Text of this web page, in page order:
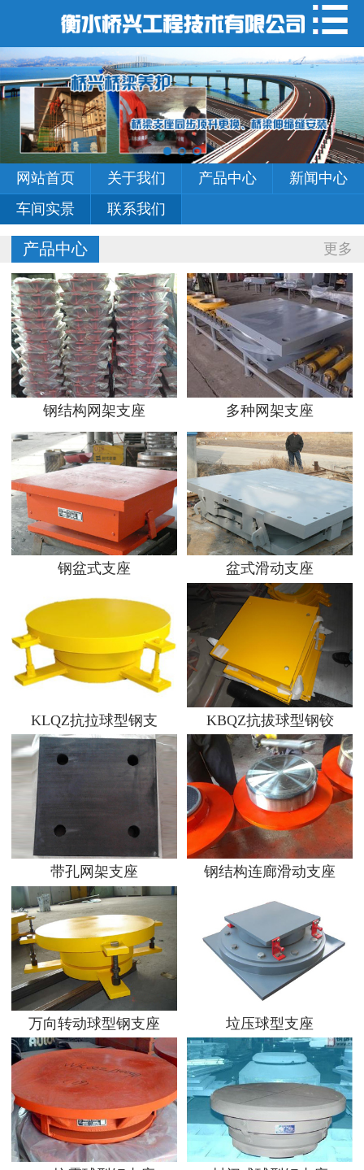
网站首页
关于我们
产品中心
新闻中心
车间实景
联系我们
网站首页 关于我们 产品中心
新闻中心
车间实景
联系我们
更多
产品中心
钢结构网架支座 多种网架支座
钢盆式支座 盆式滑动支座
KLQZ抗拉球型钢支 KBQZ抗拔球型钢铰
带孔网架支座 钢结构连廊滑动支座
万向转动球型钢支座 垃压球型支座